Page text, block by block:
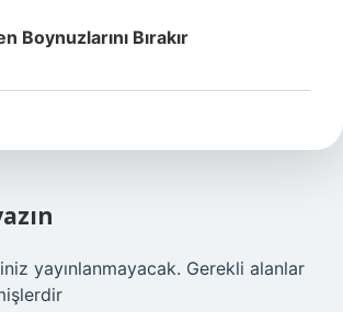
Boynuzlarını Bırakır
yayınlanmayacak. Gerekli alanlar